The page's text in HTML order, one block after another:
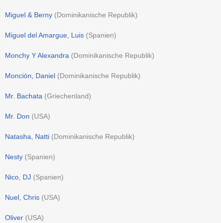
Miguel & Berny (Dominikanische Republik)
Miguel del Amargue, Luis (Spanien)
Monchy Y Alexandra (Dominikanische Republik)
Monción, Daniel (Dominikanische Republik)
Mr. Bachata (Griechenland)
Mr. Don (USA)
Natasha, Natti (Dominikanische Republik)
Nesty (Spanien)
Nico, DJ (Spanien)
Nuel, Chris (USA)
Oliver (USA)